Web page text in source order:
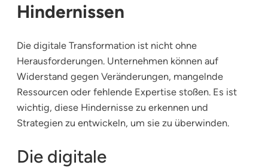
Hindernissen
Die digitale Transformation ist nicht ohne
Herausforderungen. Unternehmen können auf
Widerstand gegen Veränderungen, mangelnde
Ressourcen oder fehlende Expertise stoßen. Es ist
wichtig, diese Hindernisse zu erkennen und
Strategien zu entwickeln, um sie zu überwinden.
Die digitale